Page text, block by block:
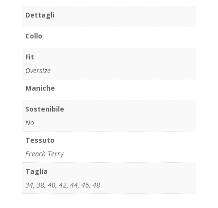
Dettagli
Collo
Fit
Oversize
Maniche
Sostenibile
No
Tessuto
French Terry
Taglia
34, 38, 40, 42, 44, 46, 48